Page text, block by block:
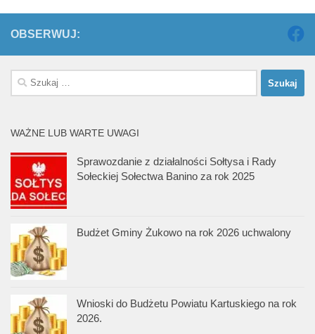
OBSERWUJ:
Szukaj:
WAŻNE LUB WARTE UWAGI
Sprawozdanie z działalności Sołtysa i Rady
Sołeckiej Sołectwa Banino za rok 2025
Budżet Gminy Żukowo na rok 2026 uchwalony
Wnioski do Budżetu Powiatu Kartuskiego na rok
2026.